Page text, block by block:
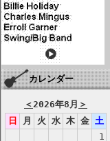
カレンダー
＜2026年8月 ＞
日
月 火 水 木 金 土
1